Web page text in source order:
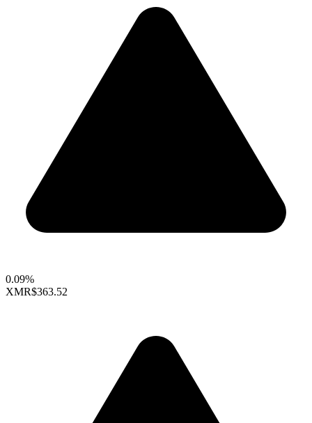
0.09%
XMR$363.52